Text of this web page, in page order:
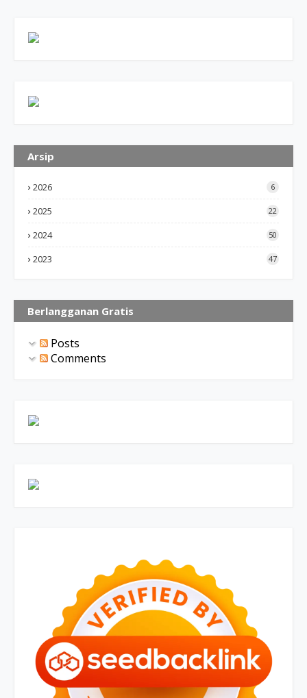
Arsip
2026 6
2025 22
2024 50
2023 47
Berlangganan Gratis
Posts
Comments